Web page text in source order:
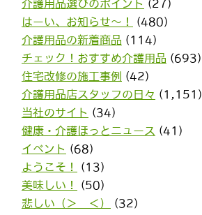
介護用品選びのポイント (27)
はーい、お知らせ〜！
(480)
介護用品の新着商品 (114)
チェック！おすすめ介護用品 (693)
住宅改修の施工事例
(42)
介護用品店スタッフの日々 (1,151)
当社のサイト (34)
健康・介護ほっとニュース (41)
イベント (68)
ようこそ！
(13)
美味しい！
(50)
悲しい（＞＿＜）
(32)